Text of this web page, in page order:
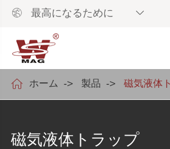
 最高になるために 
 ホーム 製品 磁気液体
磁気液体トラップ